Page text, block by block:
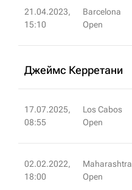
21.04.2023,
15:10
Barcelona
Open
Джеймс Керретани
17.07.2025,
08:55
Los Cabos
Open
02.02.2022,
18:00
Maharashtra
Open